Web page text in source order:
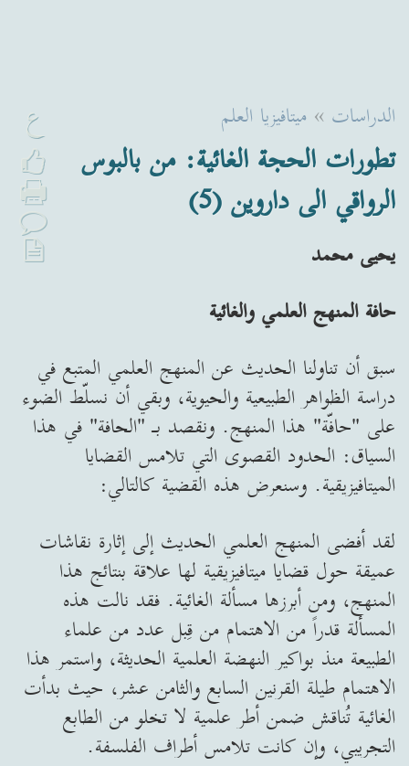
ع الدراسات » ميتافيزيا العلم
تطورات الحجة الغائية: من بالبوس
الرواقي الى داروين (5)
يحيى محمد
حافة المنهج العلمي والغائية
سبق أن تناولنا الحديث عن المنهج العلمي المتبع في
دراسة الظواهر الطبيعية والحيوية، وبقي أن نسلّط الضوء
على "حافّة" هذا المنهج. ونقصد بـ "الحافة" في هذا
السياق: الحدود القصوى التي تلامس القضايا
الميتافيزيقية. وسنعرض هذه القضية كالتالي:
لقد أفضى المنهج العلمي الحديث إلى إثارة نقاشات
عميقة حول قضايا ميتافيزيقية لها علاقة بنتائج هذا
المنهج، ومن أبرزها مسألة الغائية. فقد نالت هذه
المسألة قدراً من الاهتمام من قِبل عدد من علماء
الطبيعة منذ بواكير النهضة العلمية الحديثة، واستمر هذا
الاهتمام طيلة القرنين السابع والثامن عشر، حيث بدأت
الغائية تُناقش ضمن أطر علمية لا تخلو من الطابع
التجريبي، وإن كانت تلامس أطراف الفلسفة.